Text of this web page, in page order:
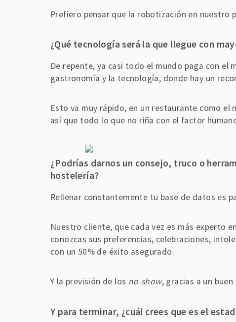
Prefiero pensar que la robotización en nuestro
¿Qué tecnología será la que llegue con
De repente, ya casi todo el mundo paga con el
gastronomía y la tecnología, donde hay un
Esto va muy rápido, en un restaurante como el
así que todo lo que no riña con el factor
¿ Podrías darnos un consejo, truco o
hostelería?
Rellenar constantemente tu base de datos es
Nuestro cliente, que cada vez es más experto
conozcas sus preferencias, celebraciones,
con un 50% de éxito asegurado.
Y la previsión de los no-show, gracias a un
Y para terminar, ¿cuál crees que es el